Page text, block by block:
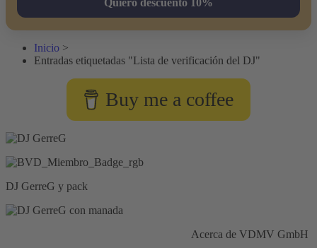
Inicio >
Entradas etiquetadas "Lista de verificación del DJ"
Buy me a coffee
DJ GerreG y pack
Acerca de VDMV GmbH